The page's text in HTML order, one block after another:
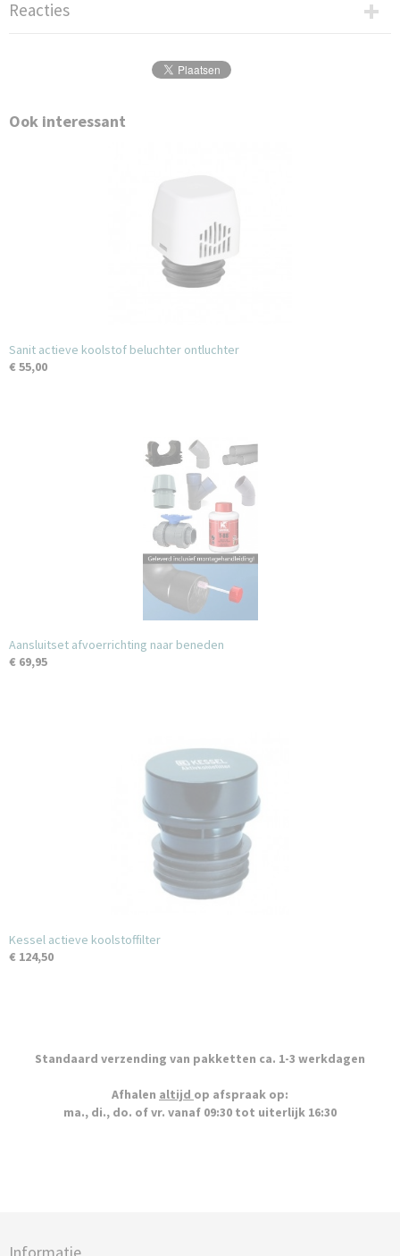
Reacties
Ook interessant
Sanit actieve koolstof beluchter ontluchter
€ 55,00
Aansluitset afvoerrichting naar beneden
€ 69,95
Kessel actieve koolstoffilter
€ 124,50
Standaard verzending van pakketten ca. 1-3 werkdagen
Afhalen altijd op afspraak op:
ma., di., do. of vr. vanaf 09:30 tot uiterlijk 16:30